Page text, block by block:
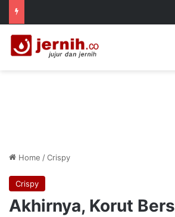
Home /Crispy
Crispy
Akhirnya, Korut